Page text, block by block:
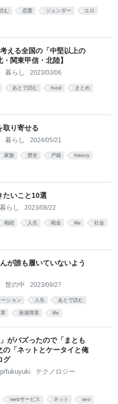
む 恋愛 ジェンダー エロ
える全国の「中堅以上の
関東甲信・北陸】
暮らし 2023/03/06
あとで読む food まとめ
取り寄せる
暮らし 2024/05/21
家族 歴史 戸籍 history
たいこと10選
暮らし 2023/08/22
相続 人生 税金 life 社会
が誰も履いていないよう
世の中 2023/09/27
ション 人生 あとで読む
発達障害 life
がバズったので「まとも
「ネットとケータイと俺
グ
fukuyuki テクノロジー
webサービス ネット seo